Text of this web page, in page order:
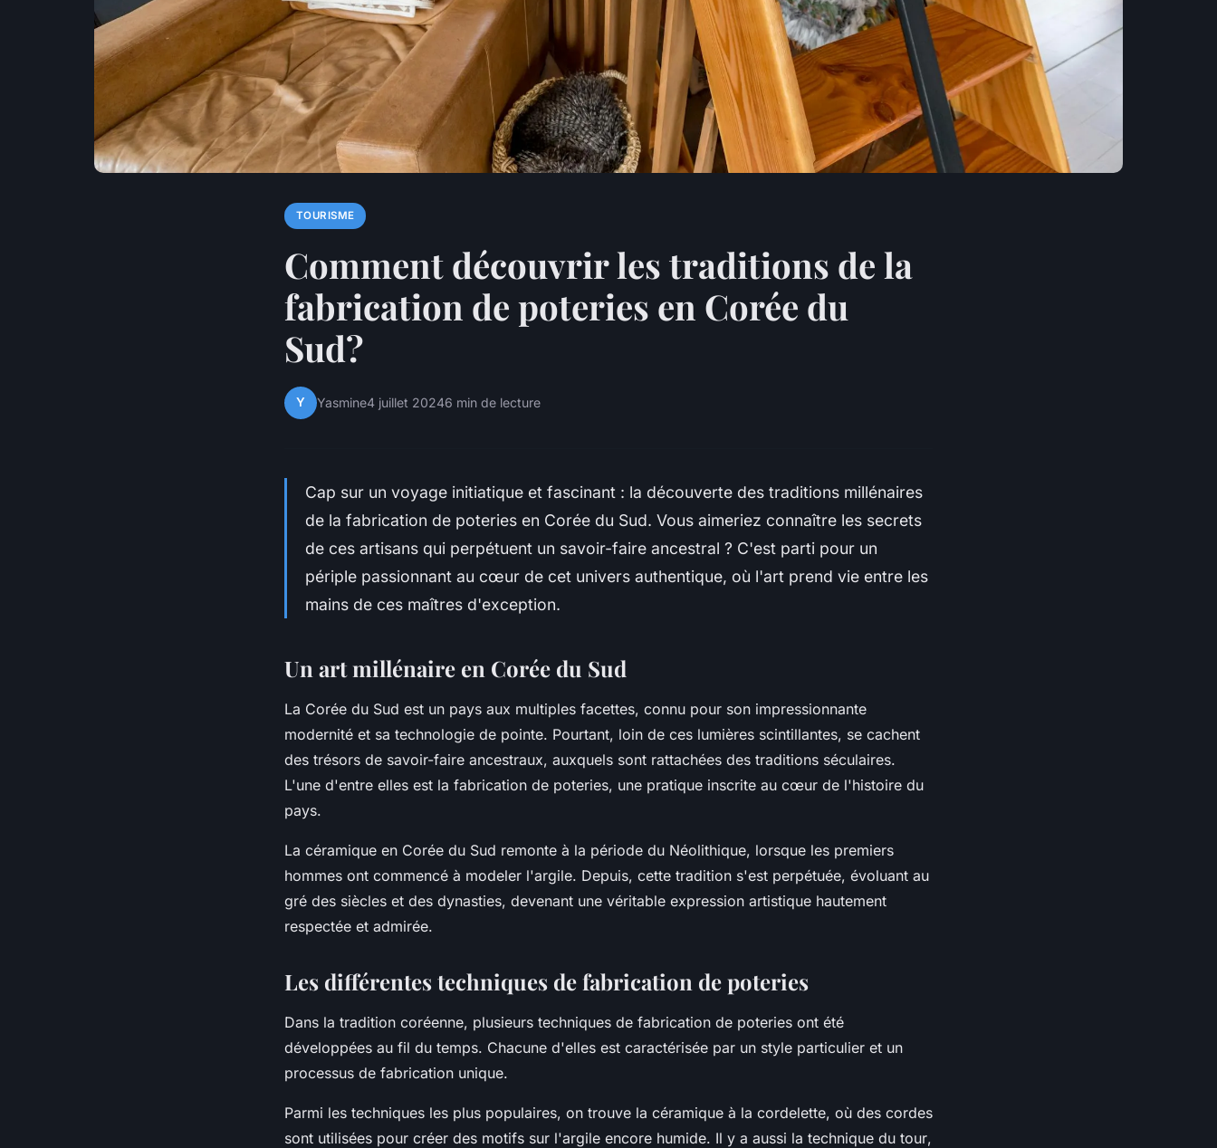
TOURISME
Comment découvrir les traditions de la
fabrication de poteries en Corée du
Sud?
Y Yasmine4 juillet 20246 min de lecture
Cap sur un voyage initiatique et fascinant : la découverte des traditions millénaires
de la fabrication de poteries en Corée du Sud. Vous aimeriez connaître les secrets
de ces artisans qui perpétuent un savoir-faire ancestral ? C'est parti pour un
périple passionnant au cœur de cet univers authentique, où l'art prend vie entre les
mains de ces maîtres d'exception.
Un art millénaire en Corée du Sud
La Corée du Sud est un pays aux multiples facettes, connu pour son impressionnante
modernité et sa technologie de pointe. Pourtant, loin de ces lumières scintillantes, se cachent
des trésors de savoir-faire ancestraux, auxquels sont rattachées des traditions séculaires.
L'une d'entre elles est la fabrication de poteries, une pratique inscrite au cœur de l'histoire du
pays.
La céramique en Corée du Sud remonte à la période du Néolithique, lorsque les premiers
hommes ont commencé à modeler l'argile. Depuis, cette tradition s'est perpétuée, évoluant au
gré des siècles et des dynasties, devenant une véritable expression artistique hautement
respectée et admirée.
Les différentes techniques de fabrication de poteries
Dans la tradition coréenne, plusieurs techniques de fabrication de poteries ont été
développées au fil du temps. Chacune d'elles est caractérisée par un style particulier et un
processus de fabrication unique.
Parmi les techniques les plus populaires, on trouve la céramique à la cordelette, où des cordes
sont utilisées pour créer des motifs sur l'argile encore humide. Il y a aussi la technique du tour,